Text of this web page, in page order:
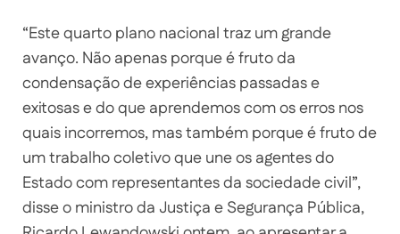
“Este quarto plano nacional traz um grande
avanço. Não apenas porque é fruto da
condensação de experiências passadas e
exitosas e do que aprendemos com os erros nos
quais incorremos, mas também porque é fruto de
um trabalho coletivo que une os agentes do
Estado com representantes da sociedade civil”,
disse o ministro da Justiça e Segurança Pública,